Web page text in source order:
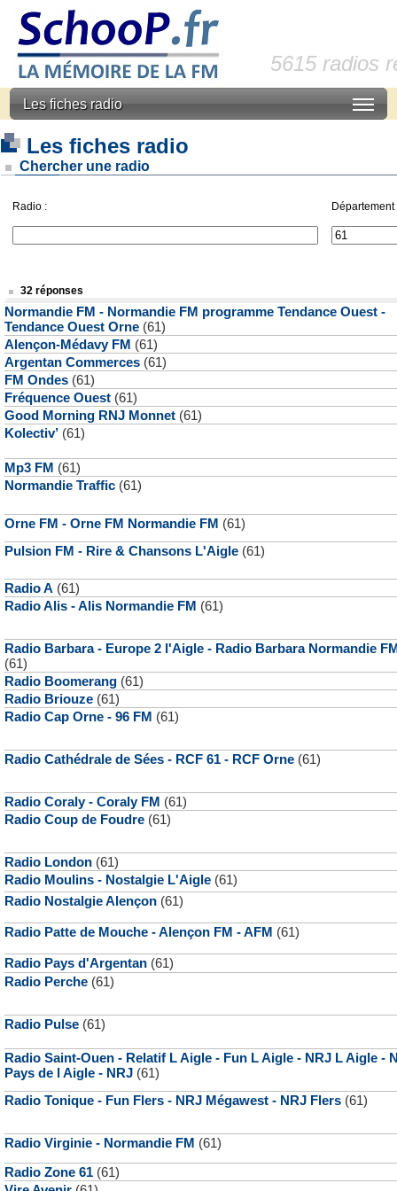
5615 radios
Les fiches radio
Les fiches radio
Chercher une radio
Radio : Département
32 réponses
Normandie FM - Normandie FM programme Tendance Ouest -
Tendance Ouest Orne (61)
Alençon-Médavy FM (61)
Argentan Commerces (61)
FM Ondes (61)
Fréquence Ouest (61)
Good Morning RNJ Monnet (61)
Kolectiv’ (61)
Mp3 FM (61)
Normandie Traffic (61)
Orne FM - Orne FM Normandie FM (61)
Pulsion FM - Rire & Chansons L'Aigle (61)
Radio A (61)
Radio Alis - Alis Normandie FM (61)
Radio Barbara - Europe 2 l'Aigle - Radio Barbara Normandie
(61)
Radio Boomerang (61)
Radio Briouze (61)
Radio Cap Orne - 96 FM (61)
Radio Cathédrale de Sées - RCF 61 - RCF Orne (61)
Radio Coraly - Coraly FM (61)
Radio Coup de Foudre (61)
Radio London (61)
Radio Moulins - Nostalgie L'Aigle (61)
Radio Nostalgie Alençon (61)
Radio Patte de Mouche - Alençon FM - AFM (61)
Radio Pays d'Argentan (61)
Radio Perche (61)
Radio Pulse (61)
Radio Saint-Ouen - Relatif L Aigle - Fun L Aigle - NRJ L Aigle -
Pays de l Aigle - NRJ (61)
Radio Tonique - Fun Flers - NRJ Mégawest - NRJ Flers (61)
Radio Virginie - Normandie FM (61)
Radio Zone 61 (61)